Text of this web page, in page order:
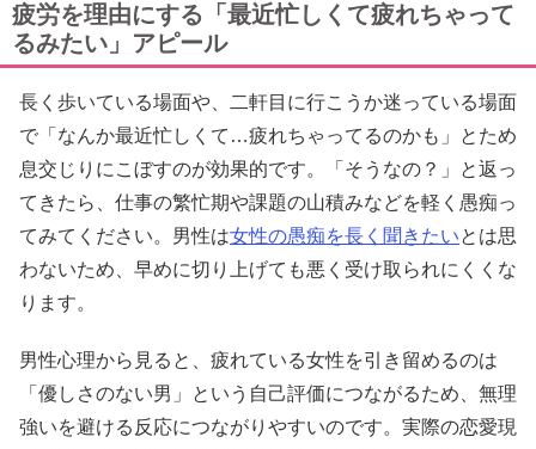
疲労を理由にする「最近忙しくて疲れちゃって
るみたい」アピール
長く歩いている場面や、二軒目に行こうか迷っている場面
で「なんか最近忙しくて…疲れちゃってるのかも」とため
息交じりにこぼすのが効果的です。「そうなの？」と返っ
てきたら、仕事の繁忙期や課題の山積みなどを軽く愚痴っ
てみてください。男性は女性の愚痴を長く聞きたいとは思
わないため、早めに切り上げても悪く受け取られにくくな
ります。
男性心理から見ると、疲れている女性を引き留めるのは
「優しさのない男」という自己評価につながるため、無理
強いを避ける反応につながりやすいのです。実際の恋愛現